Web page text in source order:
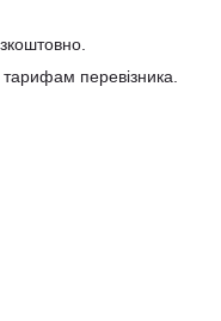
перевізника.